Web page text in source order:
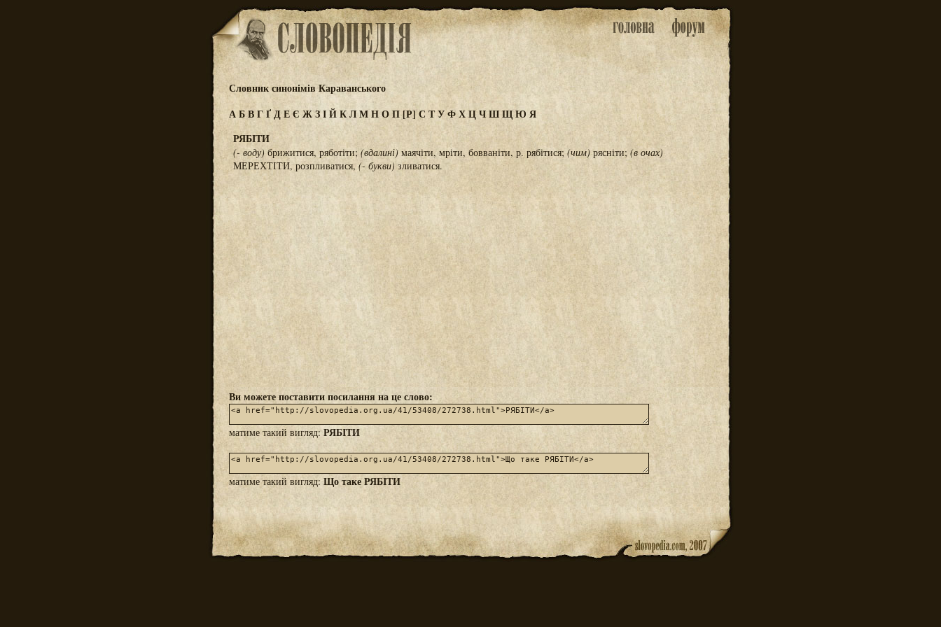
Словник синонімів Караванського
АБВГҐДЕЄ ЖЗІЙКЛМНОП[Р] С ТУФХЦЧШЩЮ Я
РЯБІТИ
(- воду) брижитися, ряботіти; (вдалині) маячіти, мріти, бовваніти, р. рябітися; (чим)рясніти; (в очах)
МЕРЕХТІТИ, розпливатися, (- букви)зливатися.
Ви можете поставити посилання на це слово:
матиме такий вигляд:РЯБІТИ
матиме такий вигляд: Що таке РЯБІТИ